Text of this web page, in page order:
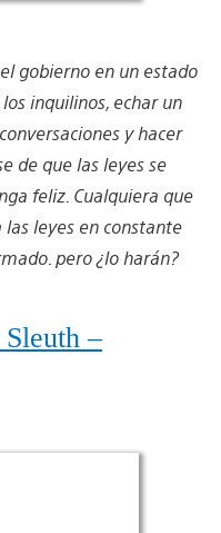
gobierno en un estado
inquilinos, echar un
y hacer
de que las leyes se
feliz. Cualquiera que
leyes en constante
pero ¿lo harán?
–